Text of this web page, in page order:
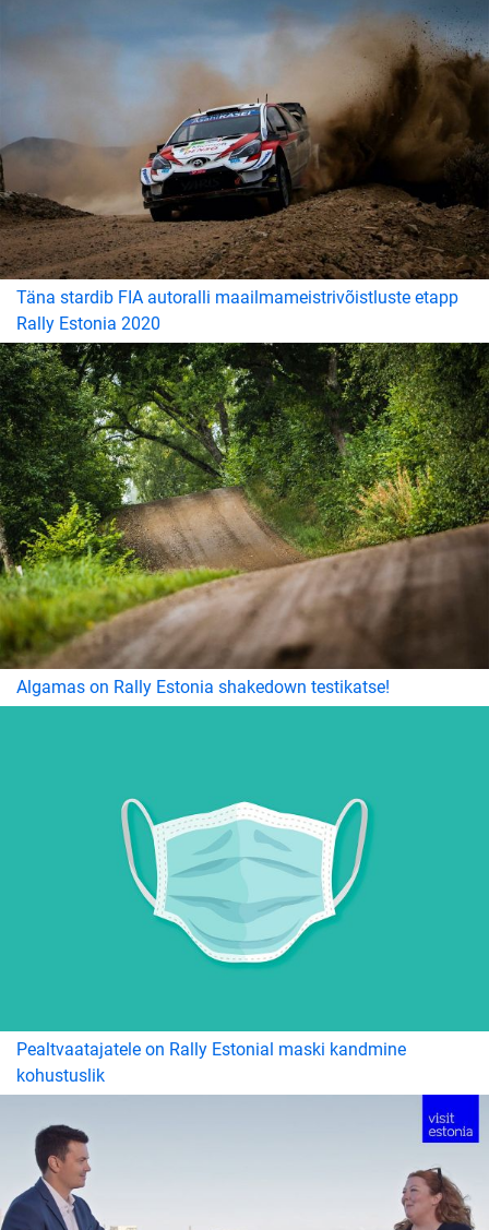
Täna stardib FIA autoralli maailmameistrivõistluste etapp
Rally Estonia 2020
Algamas on Rally Estonia shakedown testikatse!
Pealtvaatajatele on Rally Estonial maski kandmine
kohustuslik